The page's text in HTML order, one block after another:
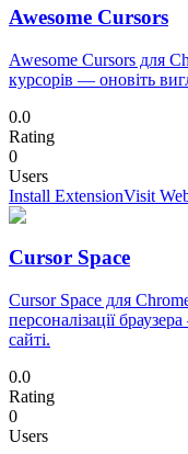
Awesome Cursors
Awesome Cursors для
курсорів — оновіть
0.0
Rating
0
Users
Install ExtensionVisit
Cursor Space
Cursor Space для
персоналізації
сайті.
0.0
Rating
0
Users